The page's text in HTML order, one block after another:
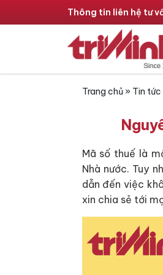
Thông tin liên hệ tư
Trang chủ» Tin tức
Mã số thuế là
Nhà nước. Tuy
dẫn đến việc
xin chia sẻ tới